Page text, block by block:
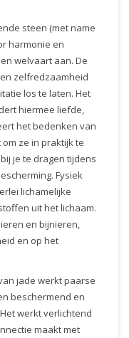
steen (met name
harmonie en
welvaart aan. De
zelfredzaamheid
los te laten. Het
hiermee liefde,
het bedenken van
ze in praktijk te
je te dragen tijdens
Fysiek
lichamelijke
uit het lichaam.
en bijnieren,
en op het
jade werkt paarse
beschermend en
werkt verlichtend
maakt met